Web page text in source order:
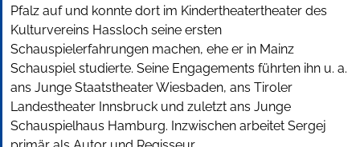
Pfalz auf und konnte dort im Kindertheatertheater des
Kulturvereins Hassloch seine ersten
Schauspielerfahrungen machen, ehe er in Mainz
Schauspiel studierte. Seine Engagements führten ihn u. a.
ans Junge Staatstheater Wiesbaden, ans Tiroler
Landestheater Innsbruck und zuletzt ans Junge
Schauspielhaus Hamburg. Inzwischen arbeitet Sergej